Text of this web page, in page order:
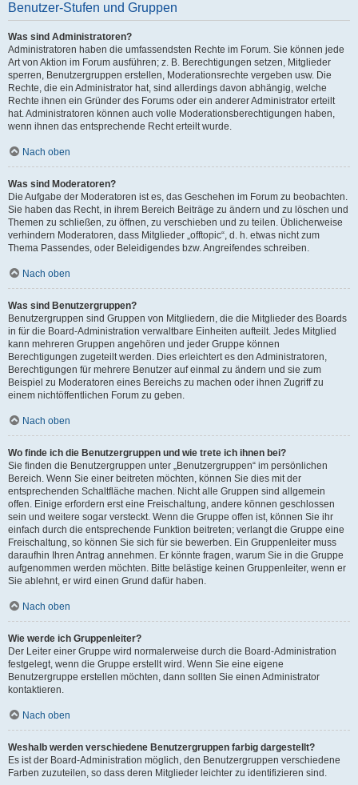
Benutzer-Stufen und Gruppen
Was sind Administratoren?
Administratoren haben die umfassendsten Rechte im Forum. Sie können jede
Art von Aktion im Forum ausführen; z. B. Berechtigungen setzen, Mitglieder
sperren, Benutzergruppen erstellen, Moderationsrechte vergeben usw. Die
Rechte, die ein Administrator hat, sind allerdings davon abhängig, welche
Rechte ihnen ein Gründer des Forums oder ein anderer Administrator erteilt
hat. Administratoren können auch volle Moderationsberechtigungen haben,
wenn ihnen das entsprechende Recht erteilt wurde.
Nach oben
Was sind Moderatoren?
Die Aufgabe der Moderatoren ist es, das Geschehen im Forum zu beobachten.
Sie haben das Recht, in ihrem Bereich Beiträge zu ändern und zu löschen und
Themen zu schließen, zu öffnen, zu verschieben und zu teilen. Üblicherweise
verhindern Moderatoren, dass Mitglieder „offtopic“, d. h. etwas nicht zum
Thema Passendes, oder Beleidigendes bzw. Angreifendes schreiben.
Nach oben
Was sind Benutzergruppen?
Benutzergruppen sind Gruppen von Mitgliedern, die die Mitglieder des Boards
in für die Board-Administration verwaltbare Einheiten aufteilt. Jedes Mitglied
kann mehreren Gruppen angehören und jeder Gruppe können
Berechtigungen zugeteilt werden. Dies erleichtert es den Administratoren,
Berechtigungen für mehrere Benutzer auf einmal zu ändern und sie zum
Beispiel zu Moderatoren eines Bereichs zu machen oder ihnen Zugriff zu
einem nichtöffentlichen Forum zu geben.
Nach oben
Wo finde ich die Benutzergruppen und wie trete ich ihnen bei?
Sie finden die Benutzergruppen unter „Benutzergruppen“ im persönlichen
Bereich. Wenn Sie einer beitreten möchten, können Sie dies mit der
entsprechenden Schaltfläche machen. Nicht alle Gruppen sind allgemein
offen. Einige erfordern erst eine Freischaltung, andere können geschlossen
sein und weitere sogar versteckt. Wenn die Gruppe offen ist, können Sie ihr
einfach durch die entsprechende Funktion beitreten; verlangt die Gruppe eine
Freischaltung, so können Sie sich für sie bewerben. Ein Gruppenleiter muss
daraufhin Ihren Antrag annehmen. Er könnte fragen, warum Sie in die Gruppe
aufgenommen werden möchten. Bitte belästige keinen Gruppenleiter, wenn er
Sie ablehnt, er wird einen Grund dafür haben.
Nach oben
Wie werde ich Gruppenleiter?
Der Leiter einer Gruppe wird normalerweise durch die Board-Administration
festgelegt, wenn die Gruppe erstellt wird. Wenn Sie eine eigene
Benutzergruppe erstellen möchten, dann sollten Sie einen Administrator
kontaktieren.
Nach oben
Weshalb werden verschiedene Benutzergruppen farbig dargestellt?
Es ist der Board-Administration möglich, den Benutzergruppen verschiedene
Farben zuzuteilen, so dass deren Mitglieder leichter zu identifizieren sind.